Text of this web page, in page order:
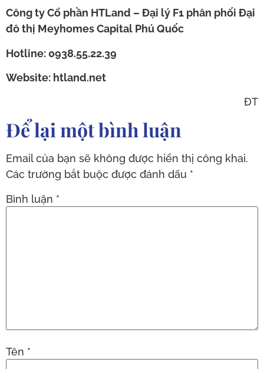
Công ty Cổ phần HTLand – Đại lý F1 phân phối Đại
đô thị Meyhomes Capital Phú Quốc
Hotline: 0938.55.22.39
Website: htland.net
ĐT
Để lại một bình luận
Email của bạn sẽ không được hiển thị công khai.
Các trường bắt buộc được đánh dấu *
Bình luận *
Tên *